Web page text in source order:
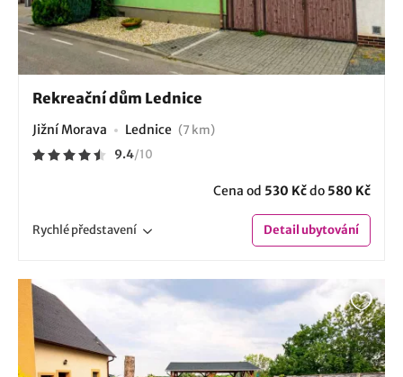
Rekreační dům Lednice
Jižní Morava Lednice (7 km)
9.4/10
Cena od 530 Kčdo 580 Kč
Rychlépředstavení Detailubytování